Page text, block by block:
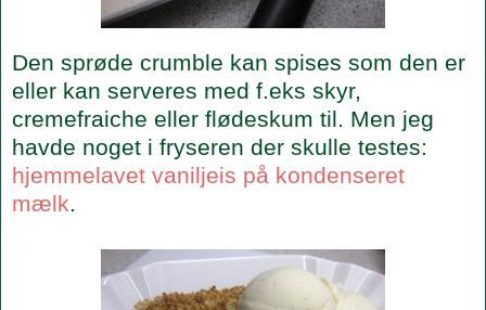
Den sprøde crumble kan spises som den er
eller kan serveres med f.eks skyr,
cremefraiche eller flødeskum til. Men jeg
havde noget i fryseren der skulle testes:
hjemmelavet vaniljeis på kondenseret
mælk.